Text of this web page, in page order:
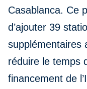
Casablanca. Ce
d’ajouter 39
supplémentaires
réduire le temps
financement de